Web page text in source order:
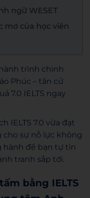
ngữ WESET
mơ của học viên
trình chinh
Phúc – tân cử
7.0 IELTS ngay
IELTS 7.0 vừa đạt
sự nỗ lực không
hành để bạn tự tin
tranh sắp tới.
bằng IELTS